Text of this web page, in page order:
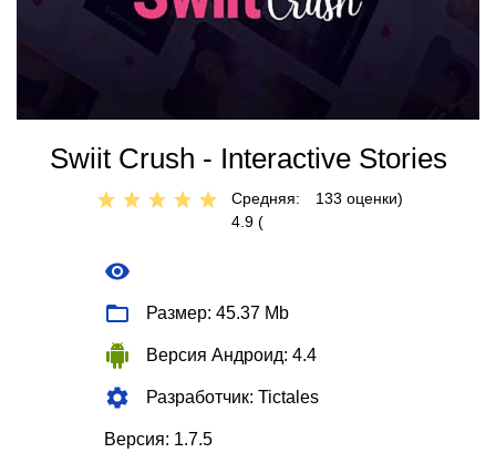
Swiit Crush - Interactive Stories
Средняя:
4.9 (
133 оценки)
Размер: 45.37 Mb
Версия Андроид: 4.4
Разработчик: Tictales
Версия: 1.7.5